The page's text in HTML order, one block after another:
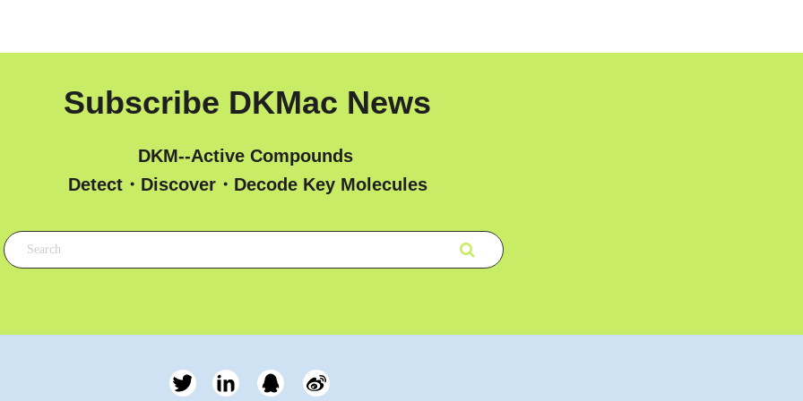
Subscribe DKMac News
DKM--Active Compounds
Detect・Discover・Decode Key Molecules